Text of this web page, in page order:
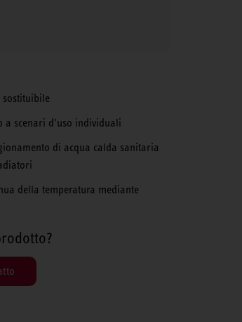
sostituibile
a scenari d’uso individuali
di acqua calda sanitaria
della temperatura mediante